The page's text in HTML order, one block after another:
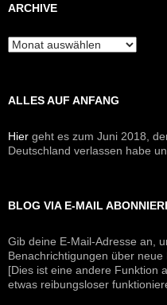
ARCHIVE
Archive
ALLES AUF ANFANG
Hier geht es zum Juni 2018,
Deutschland verlassen habe
BLOG VIA E-MAIL
Gib deine E-Mail-Adresse an,
Benachrichtigungen über neue
[Dies ist eine andere Funktion
etwas reibungsloser